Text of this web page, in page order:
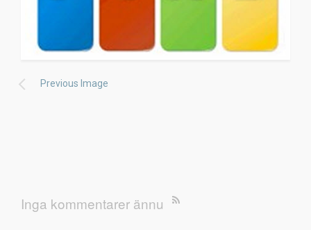
Previous Image
Inga kommentarer ännu